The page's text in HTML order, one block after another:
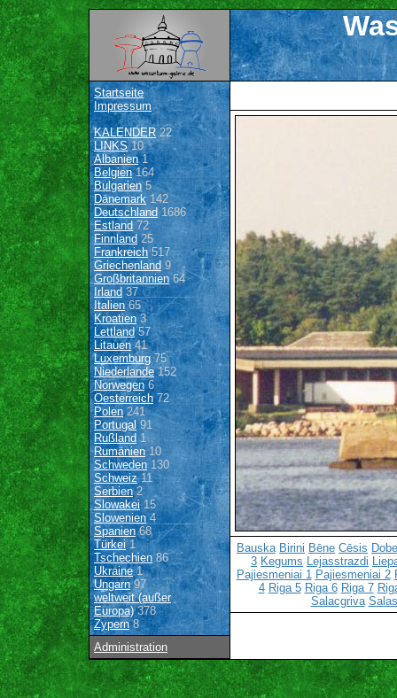
Startseite
Impressum
KALENDER22
LINKS10
Albanien1
Belgien164
Bulgarien 5
Dänemark142
Deutschland 1686
Estland 72
Finnland 25
Frankreich517
Griechenland9
Großbritannien64
Irland 37
Italien65
Kroatien3
Lettland57
Litauen41
Luxemburg 75
Niederlande152
Norwegen6
Oesterreich72
Polen 241
Portugal91
Rußland 1
Rumänien10
Schweden 130
Schweiz11
Serbien2
Slowakei15
Slowenien4
Spanien68
Türkei1
Tschechien 86
Ukraine1
Ungarn97
weltweit (außer
Europa)378
Zypern8
Administration
Bauska Birini Bēne Cēsis
3 Kegums Lejasstrazdi
Pajiesmeniai 1 Pajiesmeniai 2
4 Riga 5 Riga 6 Riga 7
Salacgriva